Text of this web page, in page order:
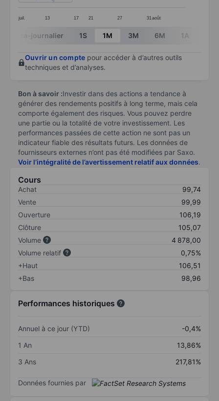
juil. 13 17 21 27 31 août
End of interactive chart.
Intra-journalier 1S 1M 3M 6M 1A
Ouvrir un compte pour accéder à d’autres outils
techniques et d’analyses.
Bon à savoir :Investir dans des actions a tendance à
générer des rendements positifs à long terme, mais cela
comporte également des risques. Vous pouvez perdre
une partie ou la totalité de votre investissement. Les
performances passées de cette action ne sont pas un
indicateur fiable des résultats futurs. Les données de
fournisseurs externes n’ont pas été modifiées par Saxo.
Voir l’intégralité de l’avertissement relatif aux données.
Cours
Achat
99,74
Vente
99,99
Ouverture
106,19
Clôture
105,07
Volume
4 878,00
Volume relatif
0,75%
+Haut
106,51
+Bas
98,96
Performances historiques
Annuel à ce jour (YTD)
-0,4%
1 An
13,86%
3 Ans
217,81%
Données fournies par